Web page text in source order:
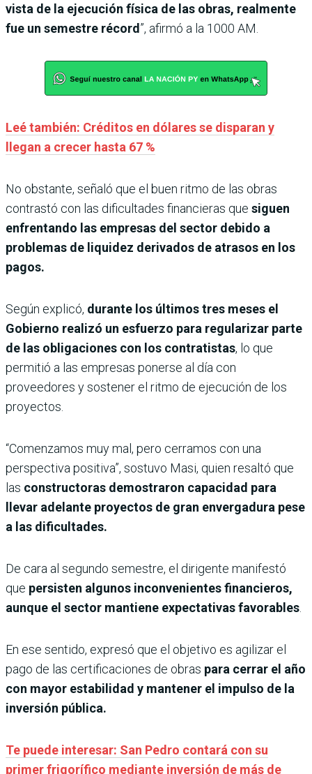
vista de la ejecución física de las obras, realmente
fue un semestre récord ”, afirmó a la 1000 AM.
Leé también: Créditos en dólares se disparan y
llegan a crecer hasta 67 %
No obstante, señaló que el buen ritmo de las obras
contrastó con las dificultades financieras que siguen
enfrentando las empresas del sector debido a
problemas de liquidez derivados de atrasos en los
pagos.
Según explicó, durante los últimos tres meses el
Gobierno realizó un esfuerzo para regularizar parte
de las obligaciones con los contratistas, lo que
permitió a las empresas ponerse al día con
proveedores y sostener el ritmo de ejecución de los
proyectos.
“Comenzamos muy mal, pero cerramos con una
perspectiva positiva”, sostuvo Masi, quien resaltó que
las constructoras demostraron capacidad para
llevar adelante proyectos de gran envergadura pese
a las dificultades.
De cara al segundo semestre, el dirigente manifestó
que persisten algunos inconvenientes financieros,
aunque el sector mantiene expectativas favorables
En ese sentido, expresó que el objetivo es agilizar el
pago de las certificaciones de obras para cerrar el año
con mayor estabilidad y mantener el impulso de la
inversión pública.
Te puede interesar: San Pedro contará con su
primer frigorífico mediante inversión de más de